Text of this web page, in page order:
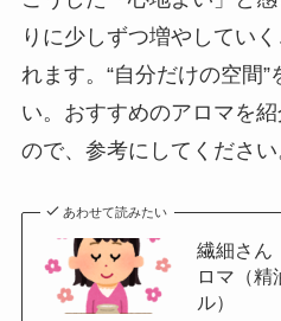
りに少しずつ増やしてい
れます。“自分だけの空間
い。おすすめのアロマを
ので、参考にしてください
あわせて読みたい
繊細さん
ロマ（精
ル）